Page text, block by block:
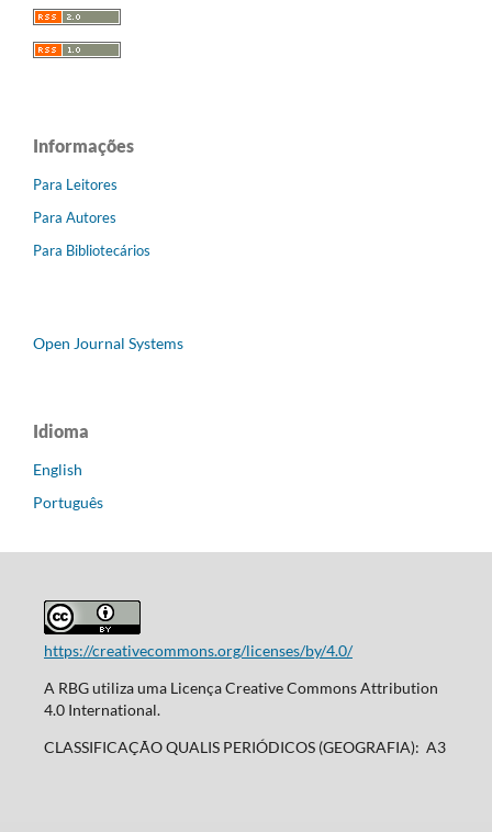
Informações
Para Leitores
Para Autores
Para Bibliotecários
Open Journal Systems
Idioma
English
Português
https://creativecommons.org/licenses/by/4.0/
A RBG utiliza uma Licença Creative Commons Attribution
4.0 International.
CLASSIFICAÇÃO QUALIS PERIÓDICOS (GEOGRAFIA): A3